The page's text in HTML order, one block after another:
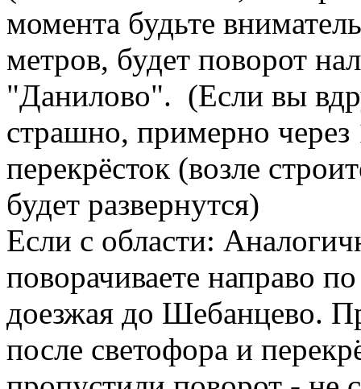
момента будьте
метров, будет поворот
"Данилово". (Если вы
страшно, примерно через
перекрёсток (возле
будет развернутся)
Если с области:
поворачиваете направо
доезжая до Шебанцево.
после светофора и